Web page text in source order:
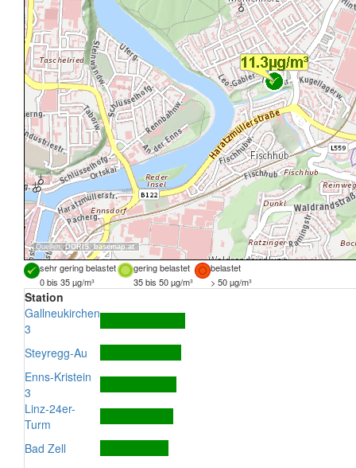
Quellen:DORIS, basemap.at
sehr gering belastet gering belastet
belastet
0 bis 35 µg/m³
35 bis 50 µg/m³ > 50 µg/m³
Station
Gallneukirchen
3
Steyregg-Au
Enns-Kristein
3
Linz-24er-
Turm
Bad Zell